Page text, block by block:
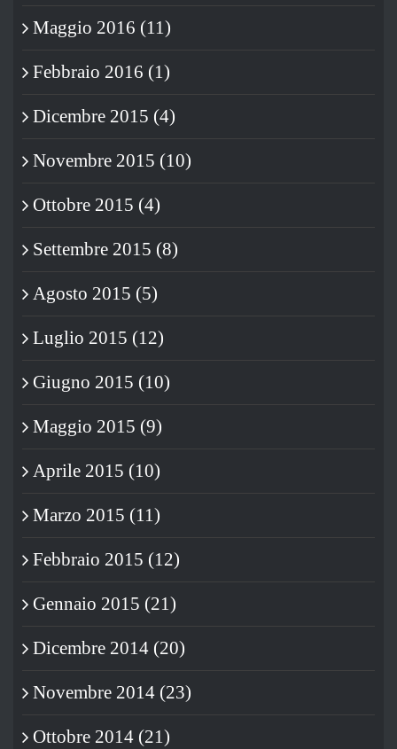
Maggio 2016 (11)
Febbraio 2016 (1)
Dicembre 2015 (4)
Novembre 2015 (10)
Ottobre 2015 (4)
Settembre 2015 (8)
Agosto 2015 (5)
Luglio 2015 (12)
Giugno 2015 (10)
Maggio 2015 (9)
Aprile 2015 (10)
Marzo 2015 (11)
Febbraio 2015 (12)
Gennaio 2015 (21)
Dicembre 2014 (20)
Novembre 2014 (23)
Ottobre 2014 (21)